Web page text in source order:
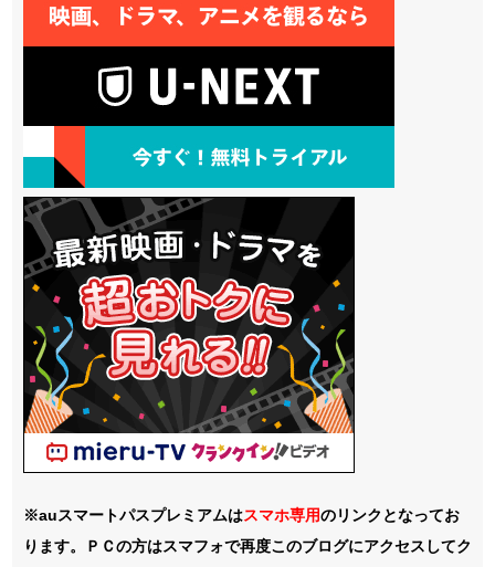
※auスマートパスプレミアムはスマホ専用のリンクとなってお
ります。ＰＣの方はスマフォで再度このブログにアクセスしてク